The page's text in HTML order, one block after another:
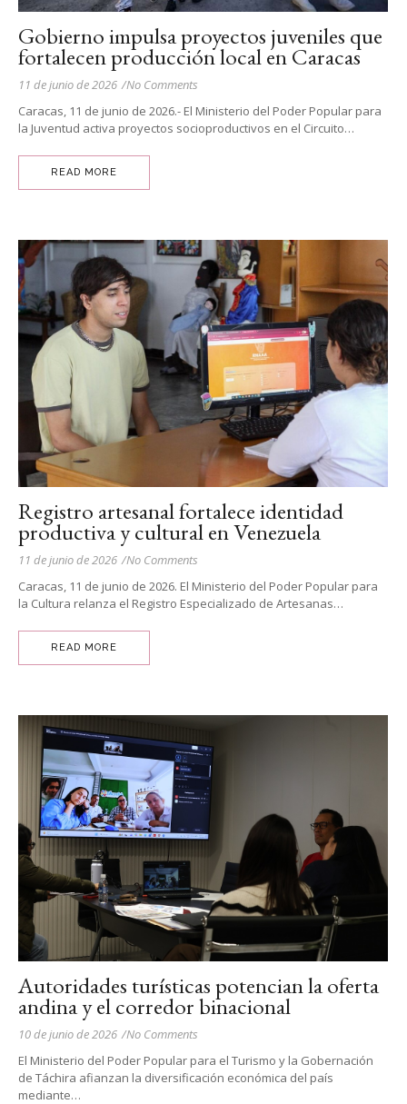
Gobierno impulsa proyectos juveniles que
fortalecen producción local en Caracas
11 de junio de 2026 /No Comments
Caracas, 11 de junio de 2026.- El Ministerio del Poder Popular para
la Juventud activa proyectos socioproductivos en el Circuito…
READ MORE
Registro artesanal fortalece identidad
productiva y cultural en Venezuela
11 de junio de 2026 /No Comments
Caracas, 11 de junio de 2026. El Ministerio del Poder Popular para
la Cultura relanza el Registro Especializado de Artesanas…
READ MORE
Autoridades turísticas potencian la oferta
andina y el corredor binacional
10 de junio de 2026 /No Comments
El Ministerio del Poder Popular para el Turismo y la Gobernación
de Táchira afianzan la diversificación económica del país
mediante…